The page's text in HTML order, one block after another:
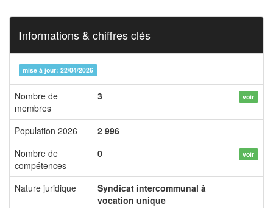
Informations & chiffres clés
mise à jour: 22/04/2026
Nombre de
membres
3 voir
Population 2026
2 996
Nombre de
compétences
0 voir
Nature juridique
Syndicat intercommunal à
vocation unique